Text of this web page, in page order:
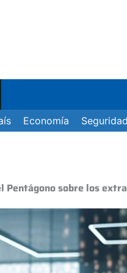
Economía Seguridad
Pentágono sobre los